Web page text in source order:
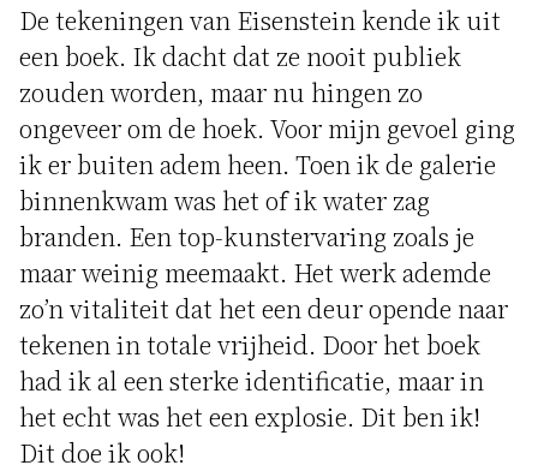
De tekeningen van Eisenstein kende ik uit
een boek. Ik dacht dat ze nooit publiek
zouden worden, maar nu hingen zo
ongeveer om de hoek. Voor mijn gevoel ging
ik er buiten adem heen. Toen ik de galerie
binnenkwam was het of ik water zag
branden. Een top-kunstervaring zoals je
maar weinig meemaakt. Het werk ademde
zo’n vitaliteit dat het een deur opende naar
tekenen in totale vrijheid. Door het boek
had ik al een sterke identificatie, maar in
het echt was het een explosie. Dit ben ik!
Dit doe ik ook!